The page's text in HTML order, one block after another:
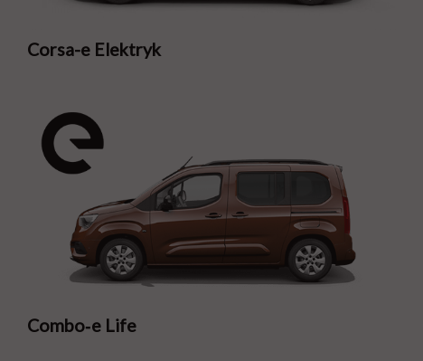
Corsa-e Elektryk
Combo‑e Life